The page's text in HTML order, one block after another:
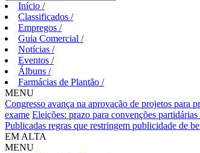
Início /
Classificados /
Empregos /
Guia Comercial /
Notícias /
Eventos /
Álbuns /
Farmácias de Plantão /
MENU
Congresso avança na aprovação de projetos para
exame Eleições: prazo para convenções
Publicadas regras que restringem publicidade de
EM ALTA
MENU